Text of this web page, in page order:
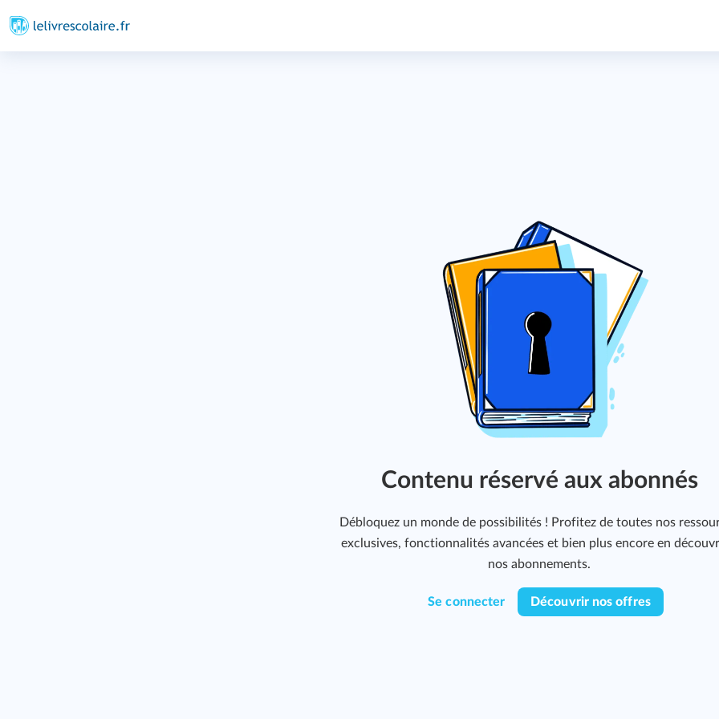
Contenu réservé aux abonnés
Débloquez un monde de possibilités ! Profitez de toutes nos
exclusives, fonctionnalités avancées et bien plus encore en
nos abonnements.
Se connecter Découvrir nos offres